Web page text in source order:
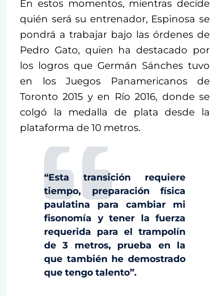
En estos momentos, mientras decide
quién será su entrenador, Espinosa se
pondrá a trabajar bajo las órdenes de
Pedro Gato, quien ha destacado por
los logros que Germán Sánches tuvo
en los Juegos Panamericanos de
Toronto 2015 y en Río 2016, donde se
colgó la medalla de plata desde la
plataforma de 10 metros.
“Esta transición requiere
tiempo, preparación física
paulatina para cambiar mi
fisonomía y tener la fuerza
requerida para el trampolín
de 3 metros, prueba en la
que también he demostrado
que tengo talento”.